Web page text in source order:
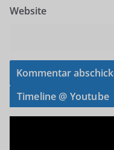
Website
Timeline @ Youtube